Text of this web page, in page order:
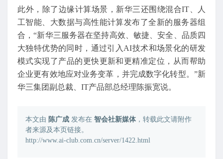
此外，除了边缘计算场景，新华三还围绕混合IT、人
工智能、大数据与高性能计算发布了全新的服务器组
合，“新华三服务器在坚持高效、敏捷、安全、品质四
大独特优势的同时，通过引入AI技术和场景化的研发
模式实现了产品的更快更新和更精准定位，从而帮助
企业更有效地应对业务变革，并完成数字化转型。”新
华三集团副总裁、IT产品部总经理陈振宽说。
本文由 陈广成 发布在 智会社新媒体，转载此文请附作
者来源及本页链接。
http://www.ai-club.com.cn/server/1422.html